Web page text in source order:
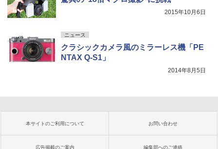
2015年10月6日
ニュース
クラシックカメラ風のミラーレス機「PE
NTAX Q-S1」
2014年8月5日
本サイトのご利用について お問い合わせ
広告掲載のご案内 編集部へのご連絡